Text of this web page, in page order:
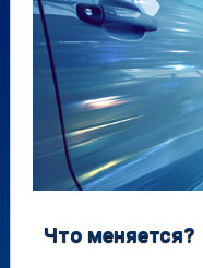
Что меняется?